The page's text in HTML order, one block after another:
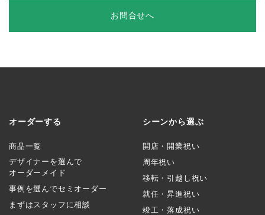
お問合せへ
オーダーする
商品一覧
デザイナーを選んで
オーダーメイド
事例を選んでセミオーダー
まずはスタッフに相談
シーンから選ぶ
開店・開業祝い
周年祝い
移転・引越し祝い
就任・昇進祝い
竣工・落成祝い